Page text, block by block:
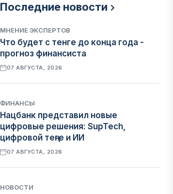
Последние новости
МНЕНИЕ ЭКСПЕРТОВ
Что будет с тенге до конца года -
прогноз финансиста
07 АВГУСТА, 2026
ФИНАНСЫ
Нацбанк представил новые
цифровые решения: SupTech,
цифровой теңге и ИИ
07 АВГУСТА, 2026
НОВОСТИ